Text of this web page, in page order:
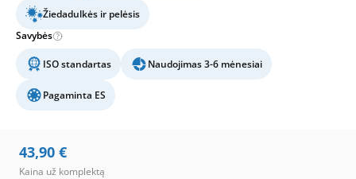
Žiedadulkės ir pelėsis
Savybės
ISO standartas Naudojimas 3-6 mėnesiai
Pagaminta ES
43,90 €
Kaina už komplektą